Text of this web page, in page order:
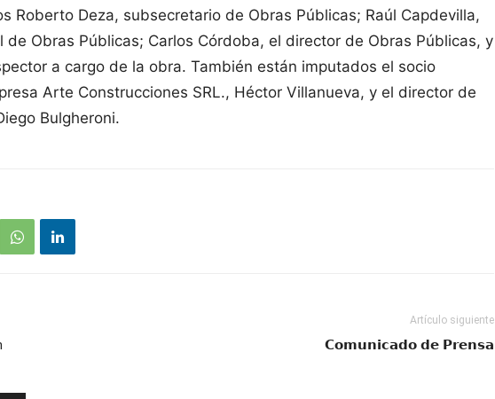
Roberto Deza, subsecretario de Obras Públicas; Raúl Capdevilla,
de Obras Públicas; Carlos Córdoba, el director de Obras Públicas, y
a cargo de la obra. También están imputados el socio
Arte Construcciones SRL., Héctor Villanueva, y el director de
Bulgheroni.
Artículo siguiente
𝗖𝗼𝗺𝘂𝗻𝗶𝗰𝗮𝗱𝗼 𝗱𝗲 𝗣𝗿𝗲𝗻𝘀𝗮